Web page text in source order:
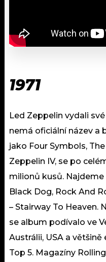
1971
Led Zeppelin vydali
nemá oficiální název a
jako Four Symbols,
Zeppelin IV, se po
milionů kusů.
Black Dog, Rock And
– Stairway To Heaven.
se album podívalo ve
Austrálii, USA a
Top 5. Magazíny